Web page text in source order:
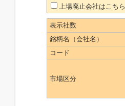
上場廃止会社はこちら
表示社数
銘柄名（会社名）
コード
市場区分